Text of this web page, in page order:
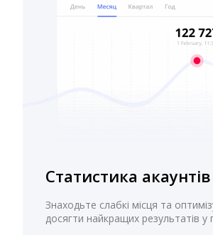
Статистика акаунтів
Знаходьте слабкі місця та
досягти найкращих результатів у